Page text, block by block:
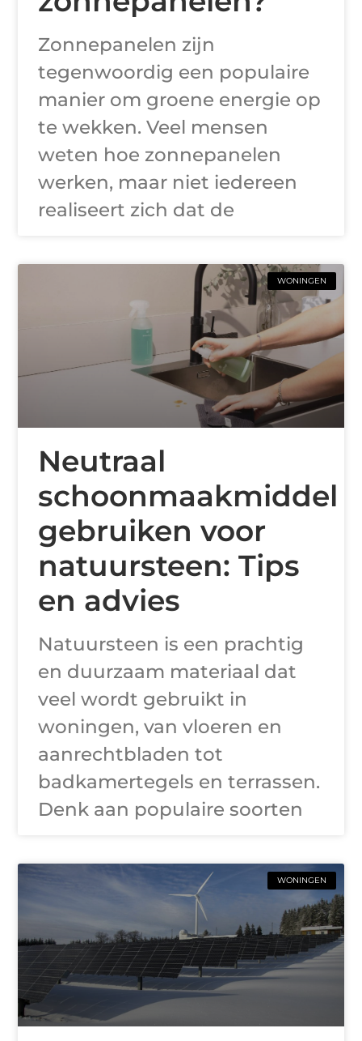
Zonnepanelen zijn
tegenwoordig een populaire
manier om groene energie op
te wekken. Veel mensen
weten hoe zonnepanelen
werken, maar niet iedereen
realiseert zich dat de
WONINGEN
Neutraal
schoonmaakmiddel
gebruiken voor
natuursteen: Tips
en advies
Natuursteen is een prachtig
en duurzaam materiaal dat
veel wordt gebruikt in
woningen, van vloeren en
aanrechtbladen tot
badkamertegels en terrassen.
Denk aan populaire soorten
WONINGEN